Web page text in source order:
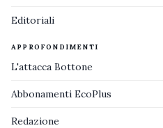
Editoriali
APPROFONDIMENTI
L'attacca Bottone
Abbonamenti EcoPlus
Redazione